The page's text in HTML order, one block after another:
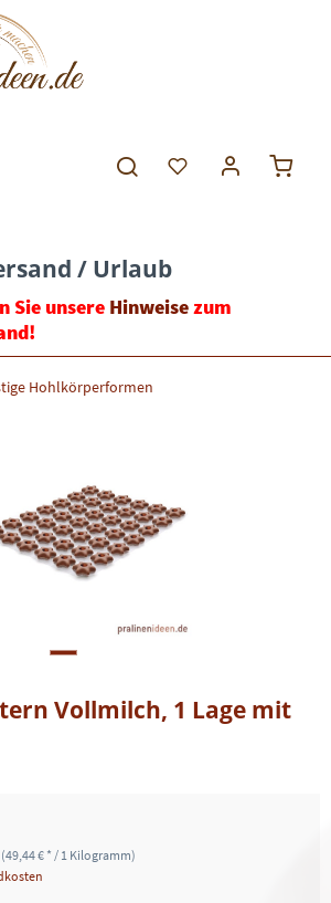
/ Urlaub
Sie unsere Hinweisezum
Hohlkörperformen
Vollmilch, 1 Lage mit
€ * / 1 Kilogramm)